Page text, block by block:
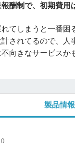
酬制で、初期費用
てしまうと一番困
されてるので、
人
向きなサービスか
製品情報